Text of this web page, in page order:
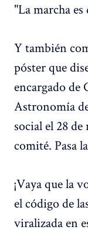
"La marcha
Y también
póster que
encargado
Astronomía
social el 28 de
comité. Pasa
¡Vaya que la
el código de
viralizada en